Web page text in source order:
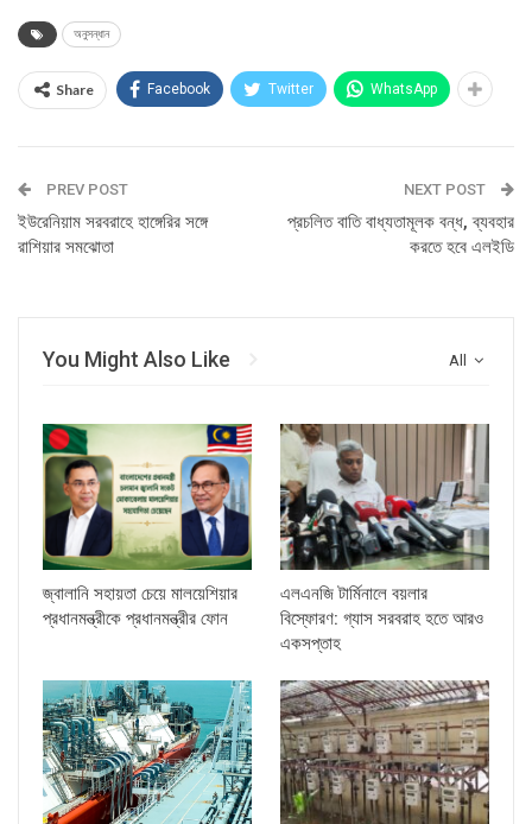
অনুসন্ধান
Share Facebook Twitter WhatsApp
PREV POST
ইউরেনিয়াম সরবরাহে হাঙ্গেরির সঙ্গে
রাশিয়ার সমঝোতা
NEXT POST
প্রচলিত বাতি বাধ্যতামূলক বন্ধ, ব্যবহার
করতে হবে এলইডি
All
You Might Also Like
জ্বালানি সহায়তা চেয়ে মালয়েশিয়ার
প্রধানমন্ত্রীকে প্রধানমন্ত্রীর ফোন
এলএনজি টার্মিনালে বয়লার
বিস্ফোরণ: গ্যাস সরবরাহ হতে আরও
একসপ্তাহ